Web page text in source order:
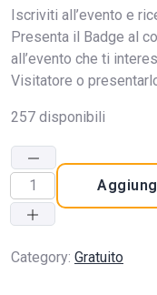
Iscriviti all’evento e
Presenta il Badge al
all’evento che ti
Visitatore o
257 disponibili
Category: Gratuito